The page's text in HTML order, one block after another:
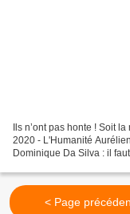
Ils n’ont pas honte ! Soit
2020 - L'Humanité
Dominique Da Silva : il
< Page